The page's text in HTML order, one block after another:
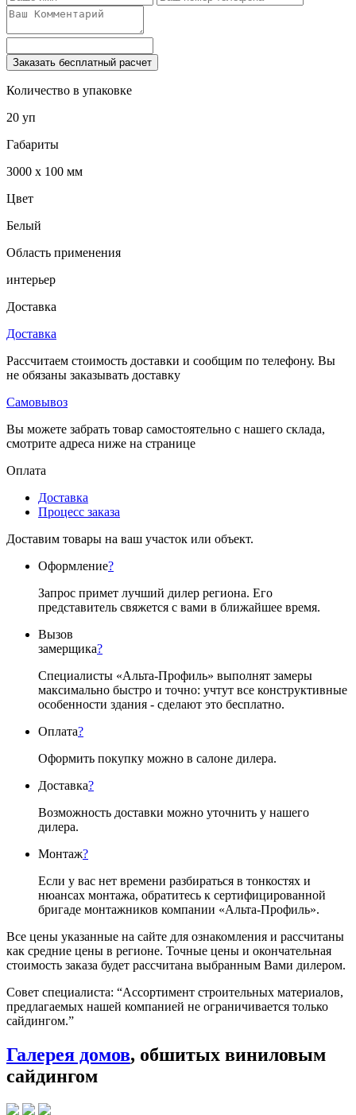
Заказать бесплатный расчет
Количество в упаковке
20 уп
Габариты
3000 x 100 мм
Цвет
Белый
Область применения
интерьер
Доставка
Доставка
Рассчитаем стоимость доставки и сообщим по телефону. Вы
не обязаны заказывать доставку
Самовывоз
Вы можете забрать товар самостоятельно с нашего склада,
смотрите адреса ниже на странице
Оплата
Доставка
Процесс заказа
Доставим товары на ваш участок или объект.
Оформление?
Запрос примет лучший дилер региона. Его
представитель свяжется с вами в ближайшее время.
Вызов
замерщика?
Специалисты «Альта-Профиль» выполнят замеры
максимально быстро и точно: учтут все конструктивные
особенности здания - сделают это бесплатно.
Оплата?
Оформить покупку можно в салоне дилера.
Доставка?
Возможность доставки можно уточнить у нашего
дилера.
Монтаж?
Если у вас нет времени разбираться в тонкостях и
нюансах монтажа, обратитесь к сертифицированной
бригаде монтажников компании «Альта-Профиль».
Все цены указанные на сайте для ознакомления и рассчитаны
как средние цены в регионе. Точные цены и окончательная
стоимость заказа будет рассчитана выбранным Вами дилером.
Совет специалиста: “Ассортимент строительных материалов,
предлагаемых нашей компанией не ограничивается только
сайдингом.”
Галерея домов, обшитых виниловым
сайдингом